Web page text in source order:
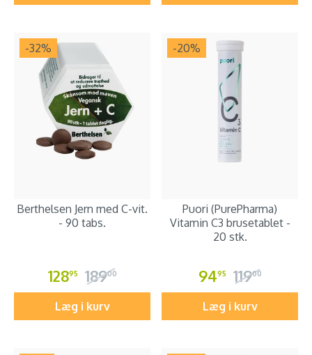
-32%
Berthelsen Jern med C-vit.
- 90 tabs.
12895 18900
Læg i kurv
-20%
Puori (PurePharma)
Vitamin C3 brusetablet -
20 stk.
9495 11900
Læg i kurv